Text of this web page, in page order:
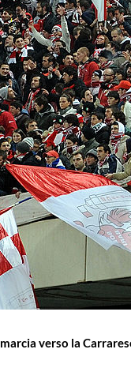
verso la